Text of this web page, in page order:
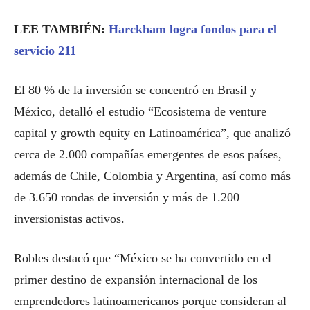
LEE TAMBIÉN: Harckham logra fondos para el
servicio 211
El 80 % de la inversión se concentró en Brasil y
México, detalló el estudio “Ecosistema de venture
capital y growth equity en Latinoamérica”, que analizó
cerca de 2.000 compañías emergentes de esos países,
además de Chile, Colombia y Argentina, así como más
de 3.650 rondas de inversión y más de 1.200
inversionistas activos.
Robles destacó que “México se ha convertido en el
primer destino de expansión internacional de los
emprendedores latinoamericanos porque consideran al